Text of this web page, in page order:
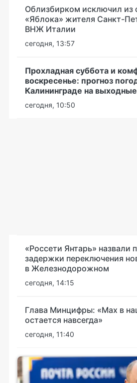
Облизбирком исключил из
«Яблока» жителя Санкт-
ВНЖ Италии
сегодня, 13:57
Прохладная суббота и
воскресенье: прогноз
Калининграде на выходные
сегодня, 10:50
«Россети Янтарь» назвали
задержки переключения
в Железнодорожном
сегодня, 14:15
Глава Минцифры: «Мах в
остается навсегда»
сегодня, 11:40